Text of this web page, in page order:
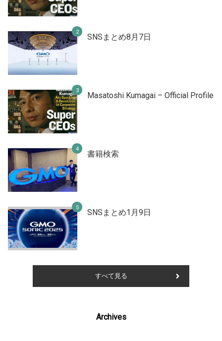
SNSまとめ8月7日
Masatoshi Kumagai – Official Profile
書籍検索
SNSまとめ1月9日
すべて見る
Archives